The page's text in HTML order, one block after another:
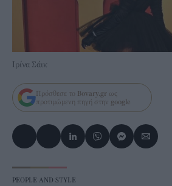
Ιρίνα Σάικ
Πρόσθεσε το Bovary.gr ως
προτιμώμενη πηγή στην google
PEOPLE AND STYLE